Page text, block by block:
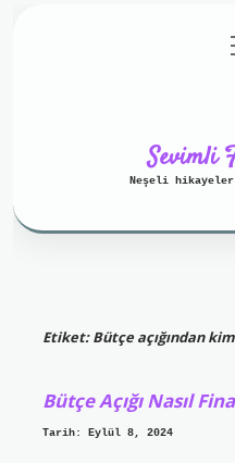
Sevimli
Neşeli
Etiket:Bütçe açığından
Bütçe Açığı Nasıl
Tarih: Eylül 8, 2024